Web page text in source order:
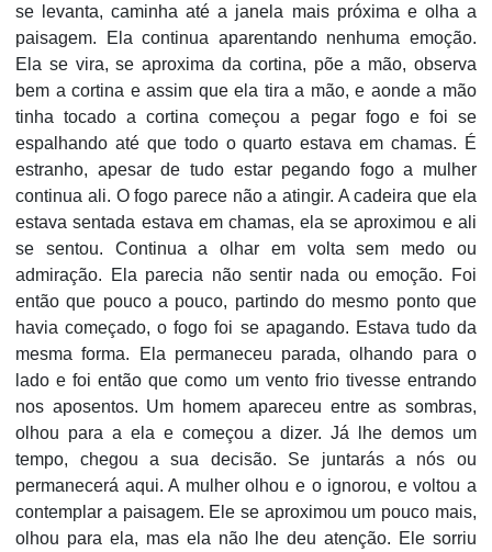
se levanta, caminha até a janela mais próxima e olha a
paisagem. Ela continua aparentando nenhuma emoção.
Ela se vira, se aproxima da cortina, põe a mão, observa
bem a cortina e assim que ela tira a mão, e aonde a mão
tinha tocado a cortina começou a pegar fogo e foi se
espalhando até que todo o quarto estava em chamas. É
estranho, apesar de tudo estar pegando fogo a mulher
continua ali. O fogo parece não a atingir. A cadeira que ela
estava sentada estava em chamas, ela se aproximou e ali
se sentou. Continua a olhar em volta sem medo ou
admiração. Ela parecia não sentir nada ou emoção. Foi
então que pouco a pouco, partindo do mesmo ponto que
havia começado, o fogo foi se apagando. Estava tudo da
mesma forma. Ela permaneceu parada, olhando para o
lado e foi então que como um vento frio tivesse entrando
nos aposentos. Um homem apareceu entre as sombras,
olhou para a ela e começou a dizer. Já lhe demos um
tempo, chegou a sua decisão. Se juntarás a nós ou
permanecerá aqui. A mulher olhou e o ignorou, e voltou a
contemplar a paisagem. Ele se aproximou um pouco mais,
olhou para ela, mas ela não lhe deu atenção. Ele sorriu